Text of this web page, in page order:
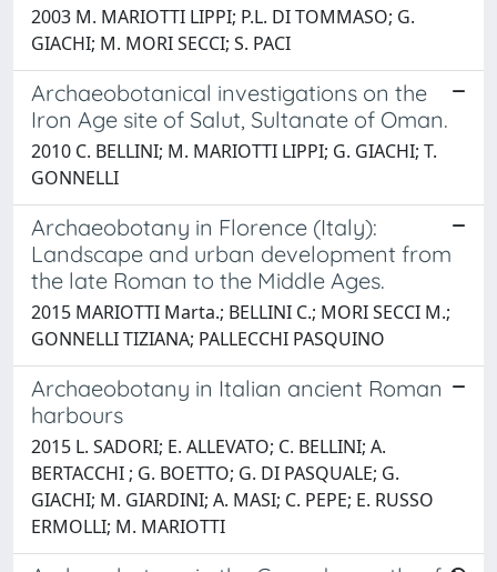
2003 M. MARIOTTI LIPPI; P.L. DI TOMMASO; G.
GIACHI; M. MORI SECCI; S. PACI
Archaeobotanical investigations on the
Iron Age site of Salut, Sultanate of Oman.
2010 C. BELLINI; M. MARIOTTI LIPPI; G. GIACHI; T.
GONNELLI
Archaeobotany in Florence (Italy):
Landscape and urban development from
the late Roman to the Middle Ages.
2015 MARIOTTI Marta.; BELLINI C.; MORI SECCI M.;
GONNELLI TIZIANA; PALLECCHI PASQUINO
Archaeobotany in Italian ancient Roman
harbours
2015 L. SADORI; E. ALLEVATO; C. BELLINI; A.
BERTACCHI ; G. BOETTO; G. DI PASQUALE; G.
GIACHI; M. GIARDINI; A. MASI; C. PEPE; E. RUSSO
ERMOLLI; M. MARIOTTI